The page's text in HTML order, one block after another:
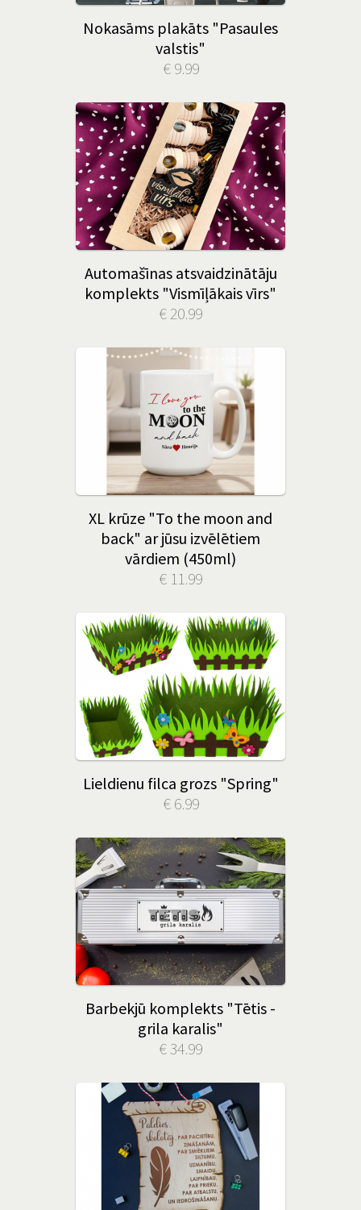
Nokasāms plakāts "Pasaules
valstis"
€ 9.99
Automašīnas atsvaidzinātāju
komplekts "Vismīļākais vīrs"
€ 20.99
XL krūze "To the moon and
back" ar jūsu izvēlētiem
vārdiem (450ml)
€ 11.99
Lieldienu filca grozs "Spring"
€ 6.99
Barbekjū komplekts "Tētis -
grila karalis"
€ 34.99